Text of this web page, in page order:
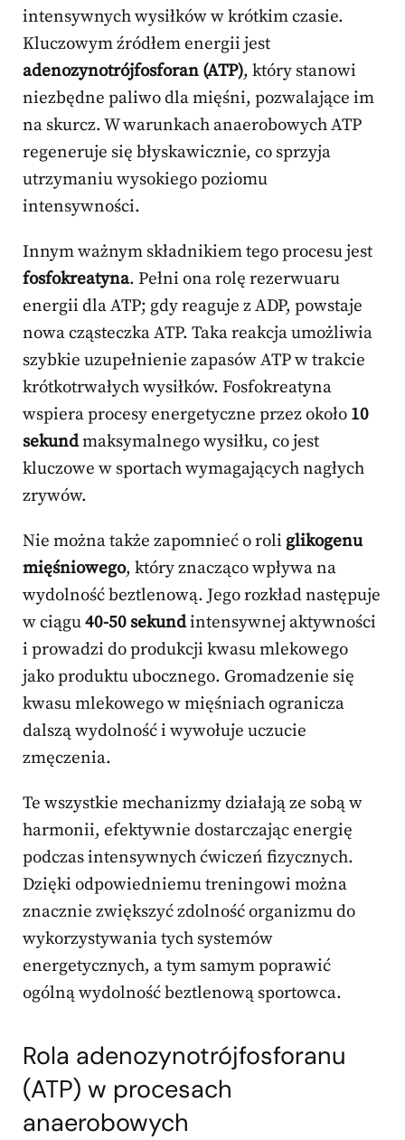
intensywnych wysiłków w krótkim czasie.
Kluczowym źródłem energii jest
adenozynotrójfosforan (ATP), który stanowi
niezbędne paliwo dla mięśni, pozwalające im
na skurcz. W warunkach anaerobowych ATP
regeneruje się błyskawicznie, co sprzyja
utrzymaniu wysokiego poziomu
intensywności.
Innym ważnym składnikiem tego procesu jest
fosfokreatyna. Pełni ona rolę rezerwuaru
energii dla ATP; gdy reaguje z ADP, powstaje
nowa cząsteczka ATP. Taka reakcja umożliwia
szybkie uzupełnienie zapasów ATP w trakcie
krótkotrwałych wysiłków. Fosfokreatyna
wspiera procesy energetyczne przez około 10
sekundmaksymalnego wysiłku, co jest
kluczowe w sportach wymagających nagłych
zrywów.
Nie można także zapomnieć o roli glikogenu
mięśniowego, który znacząco wpływa na
wydolność beztlenową. Jego rozkład następuje
w ciągu40-50 sekundintensywnej aktywności
i prowadzi do produkcji kwasu mlekowego
jako produktu ubocznego. Gromadzenie się
kwasu mlekowego w mięśniach ogranicza
dalszą wydolność i wywołuje uczucie
zmęczenia.
Te wszystkie mechanizmy działają ze sobą w
harmonii, efektywnie dostarczając energię
podczas intensywnych ćwiczeń fizycznych.
Dzięki odpowiedniemu treningowi można
znacznie zwiększyć zdolność organizmu do
wykorzystywania tych systemów
energetycznych, a tym samym poprawić
ogólną wydolność beztlenową sportowca.
Rola adenozynotrójfosforanu
(ATP) w procesach
anaerobowych